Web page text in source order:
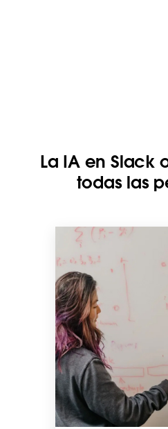
La IA en Slack
todas las